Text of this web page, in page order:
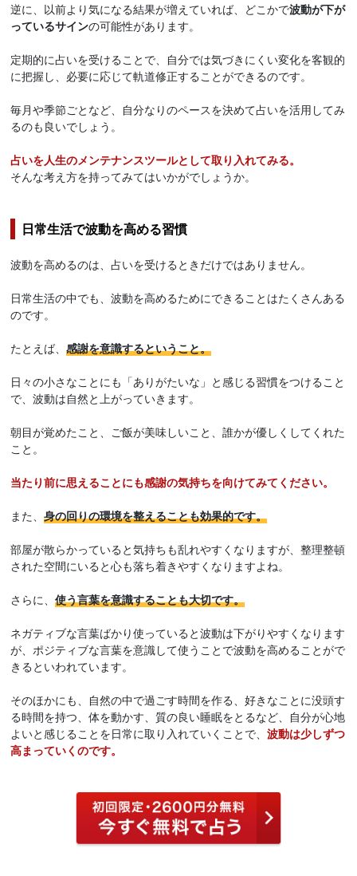
逆に、以前より気になる結果が増えていれば、どこかで波動が下が
っているサインの可能性があります。
定期的に占いを受けることで、自分では気づきにくい変化を客観的
に把握し、必要に応じて軌道修正することができるのです。
毎月や季節ごとなど、自分なりのペースを決めて占いを活用してみ
るのも良いでしょう。
占いを人生のメンテナンスツールとして取り入れてみる。
そんな考え方を持ってみてはいかがでしょうか。
日常生活で波動を高める習慣
波動を高めるのは、占いを受けるときだけではありません。
日常生活の中でも、波動を高めるためにできることはたくさんある
のです。
たとえば、感謝を意識するということ。
日々の小さなことにも「ありがたいな」と感じる習慣をつけること
で、波動は自然と上がっていきます。
朝目が覚めたこと、ご飯が美味しいこと、誰かが優しくしてくれた
こと。
当たり前に思えることにも感謝の気持ちを向けてみてください。
また、身の回りの環境を整えることも効果的です。
部屋が散らかっていると気持ちも乱れやすくなりますが、整理整頓
された空間にいると心も落ち着きやすくなりますよね。
さらに、使う言葉を意識することも大切です。
ネガティブな言葉ばかり使っていると波動は下がりやすくなります
が、ポジティブな言葉を意識して使うことで波動を高めることがで
きるといわれています。
そのほかにも、自然の中で過ごす時間を作る、好きなことに没頭す
る時間を持つ、体を動かす、質の良い睡眠をとるなど、自分が心地
よいと感じることを日常に取り入れていくことで、波動は少しずつ
高まっていくのです。